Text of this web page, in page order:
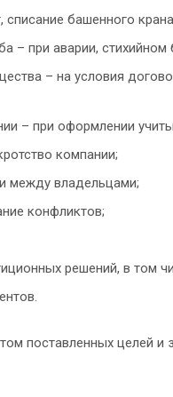
списание башенного
– при аварии, стихийном
– на условия
– при оформлении
компании;
между владельцами;
конфликтов;
решений, в том
поставленных целей